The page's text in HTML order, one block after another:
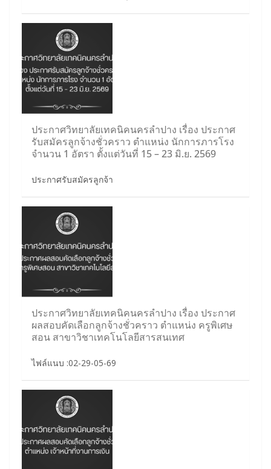
ประกาศวิทยาลัยเทคนิคนครลำปาง เรื่อง ประกาศ
รับสมัครลูกจ้างชั่วคราว ตำแหน่ง นักการภารโรง
จำนวน 1 อัตรา ตั้งแต่วันที่ 15 – 23 มิ.ย. 2569
ประกาศรับสมัครลูกจ้า
ประกาศวิทยาลัยเทคนิคนครลำปาง เรื่อง ประกาศ
ผลสอบคัดเลือกลูกจ้างชั่วคราว ตำแหน่ง ครูพิเศษ
สอน สาขาวิชาเทคโนโลยีสารสนเทศ
ไฟล์แนบ :02-29-05-69